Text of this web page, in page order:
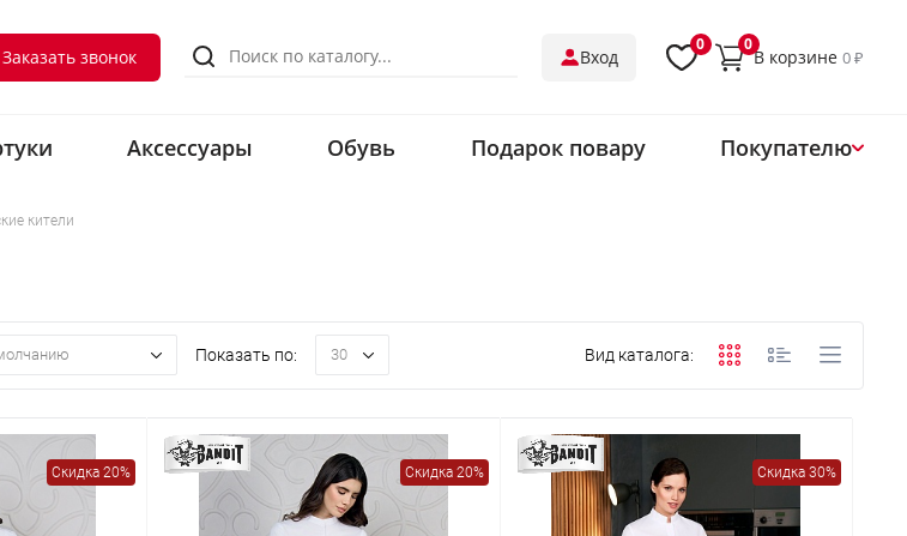
Оплата
Доставка
Контакты
Одеть ресторан
Заказать звонок Вход
0 0
В корзине 0 ₽
Аксессуары Обувь Подарок повару Покупателю
кители
Показать по: 30 Вид каталога:
Скидка 20% Скидка 20% Скидка 30%